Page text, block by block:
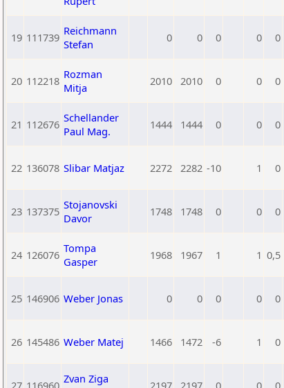
19 111739 Reichmann
Stefan
0 0 0 0 0
20 112218 Rozman
Mitja
2010 2010 0 0 0
21 112676 Schellander
Paul Mag.
1444 1444 0 0 0
22 136078 Slibar Matjaz 2272 2282 -10 1 0
23 137375 Stojanovski
Davor
1748 1748 0 0 0
24 126076 Tompa
Gasper
1968 1967 1 1 0,5
25 146906 Weber Jonas 0 0 0 0 0
26 145486 Weber Matej 1466 1472 -6 1 0
27 116960 Zvan Ziga
2197 2197 0 0 0